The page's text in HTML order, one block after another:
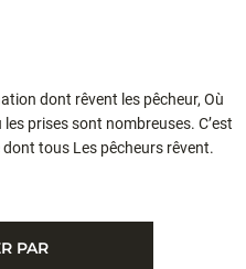
dont rêvent les pêcheur, Où
prises sont nombreuses. C’est
tous Les pêcheurs rêvent.
PAR